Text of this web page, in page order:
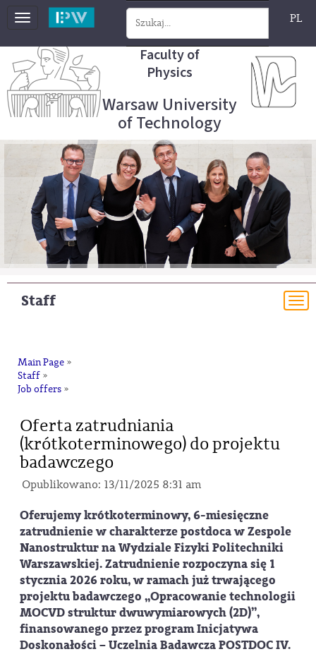
Toggle
PL
Faculty of
Physics
Warsaw University
of Technology
Staff
Main Page »
Staff »
Job offers »
Oferta zatrudniania
(krótkoterminowego) do projektu
badawczego
Opublikowano: 13/11/2025 8:31 am
Oferujemy krótkoterminowy, 6-miesięczne
zatrudnienie w charakterze postdoca w Zespole
Nanostruktur na Wydziale Fizyki Politechniki
Warszawskiej. Zatrudnienie rozpoczyna się 1
stycznia 2026 roku, w ramach już trwającego
projektu badawczego „Opracowanie technologii
MOCVD struktur dwuwymiarowych (2D)”,
finansowanego przez program Inicjatywa
Doskonałości – Uczelnia Badawcza POSTDOC IV.